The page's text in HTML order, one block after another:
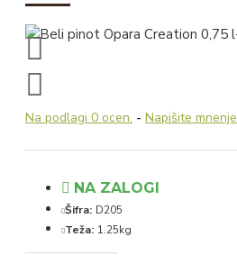
Na podlagi 0 ocen. - Napišite mnenje
NA ZALOGI
Šifra: D205
Teža: 1.25kg